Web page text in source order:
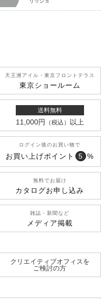
天王洲アイル ・東京フロントテラス
東京ショールーム
送料無料
11,000円 （税込） 以上
ログイン後のお買い物で
お買い上げポイント 5 %
無料でお届け
カタログお申し込み
雑誌・新聞など
メディア掲載
クリエイティブオフィスを
ご検討の方